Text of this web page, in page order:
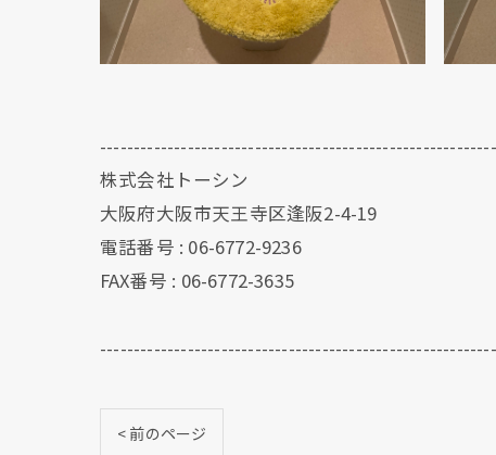
株式会社トーシン
大阪府大阪市天王寺区逢阪2-4-19
電話番号 : 06-6772-9236
FAX番号 : 06-6772-3635
< 前のページ